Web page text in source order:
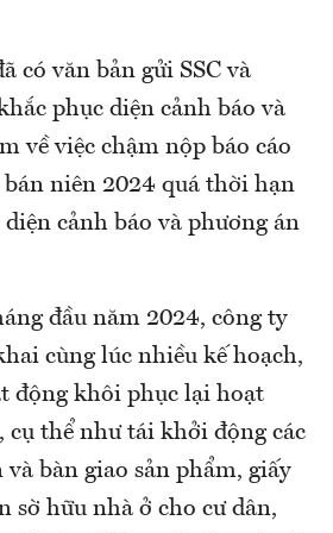
có văn bản gửi SSC và
phục diện cảnh báo và
về việc chậm nộp báo cáo
niên 2024 quá thời hạn
cảnh báo và phương án
đầu năm 2024, công ty
cùng lúc nhiều kế hoạch,
động khôi phục lại hoạt
cụ thể như tái khởi động các
bàn giao sản phẩm, giấy
sờ hữu nhà ở cho cư dân,